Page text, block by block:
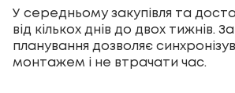
У середньому закупівля та
від кількох днів до двох тижнів.
планування дозволяє
монтажем і не втрачати час.